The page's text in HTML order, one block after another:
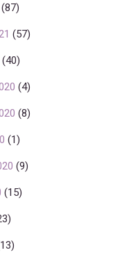
(87)
(57)
(40)
(4)
(8)
(1)
(9)
(15)